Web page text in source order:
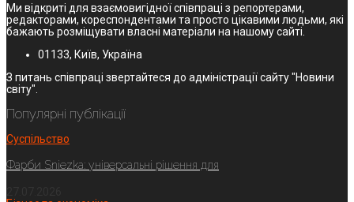
Ми відкриті для взаємовигідної співпраці з репортерами,
редакторами, кореспондентами та просто цікавими людьми, які
бажають розміщувати власні матеріали на нашому сайті.
01133, Київ, Україна
З питань співпраці звертайтеся до адміністрації сайту "Новини
світу".
Популярні публікації
Суспільство
Фарби Sniezka: універсальні рішення для